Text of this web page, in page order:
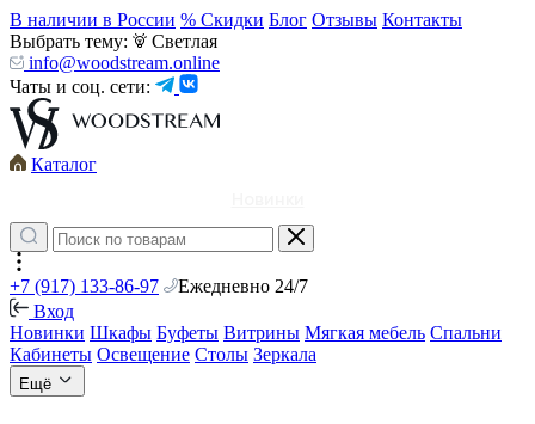
В наличии в России % Скидки Блог Отзывы Контакты
Выбрать тему:
Светлая
info@woodstream.online
Чаты и соц. сети:
Каталог
+7 (917) 133-86-97
Ежедневно 24/7
Вход
Новинки Шкафы Буфеты Витрины Мягкая мебель Спальни
Кабинеты Освещение Столы Зеркала
Ещё